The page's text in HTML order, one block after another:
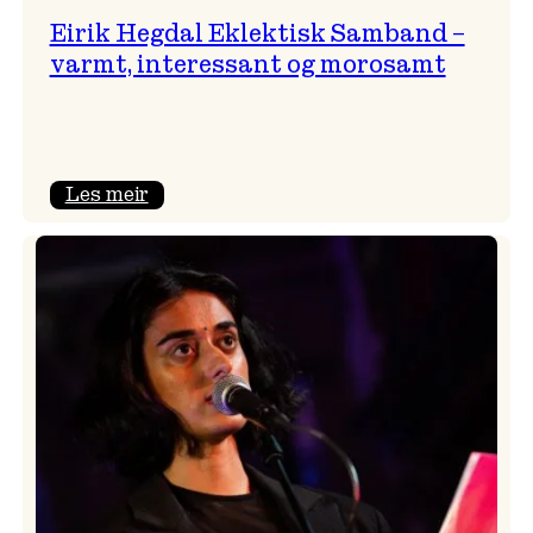
Eirik Hegdal Eklektisk Samband –
varmt, interessant og morosamt
Les meir:
Eklektisk
Samband
–
varmt,
interessant
morosamt